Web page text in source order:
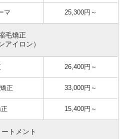
マ 25,300円～
毛矯正
アイロン）
26,400円～
正 33,000円～
15,400円～
ートメント